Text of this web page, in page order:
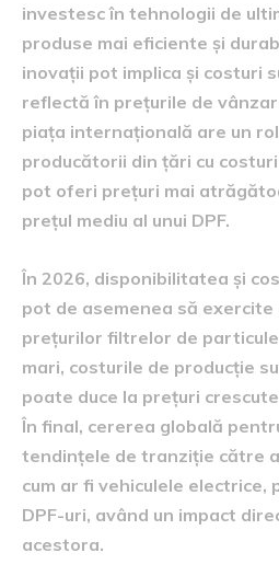
investesc în tehnologii de
produse mai eficiente și
inovații pot implica și costuri
reflectă în prețurile de
piața internațională are un
producătorii din țări cu
pot oferi prețuri mai
prețul mediu al unui DPF.
În 2026, disponibilitatea și
pot de asemenea să
prețurilor filtrelor de
mari, costurile de producție
poate duce la prețuri
În final, cererea globală
tendințele de tranziție către
cum ar fi vehiculele
DPF-uri, având un impact
acestora.